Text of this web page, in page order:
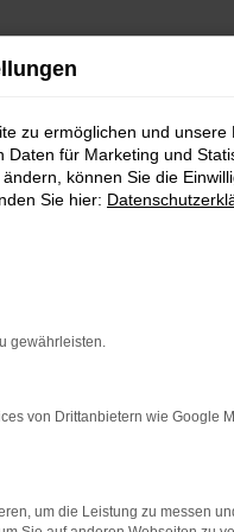
ein geeigneteres
doch eigenständig
zu ermöglichen und unsere
für Marketing und
können Sie die
Sie hier:
gewährleisten.
von Drittanbietern wie Google
um die Leistung zu messen